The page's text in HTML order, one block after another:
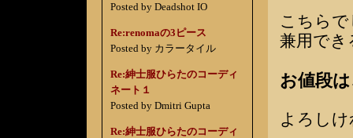
Posted by Deadshot IO
Re:renomaの3ピース
Posted by カラータイル
Re:紳士服ひらたのコーディ
ネート１
Posted by Dmitri Gupta
Re:紳士服ひらたのコーディ
こちら
兼用で
お値段
よろし